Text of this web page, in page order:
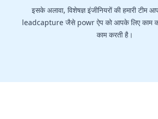
इसके अलावा, विशेषज्ञ इंजीनियरों की हमारी
leadcapture जैसे powr ऐप को आपके लिए काम
काम करती है।